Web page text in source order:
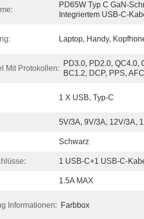
PD65W Typ C GaN-
Integriertem USB-C-
Laptop, Handy,
Mit Protokollen:
PD3.0, PD2.0, QC4.0,
BC1.2, DCP, PPS,
1 X USB, Typ-C
5V/3A, 9V/3A, 12V/3A,
Schwarz
1 USB-C+1 USB-C-
1.5A MAX
Informationen: Farbbox